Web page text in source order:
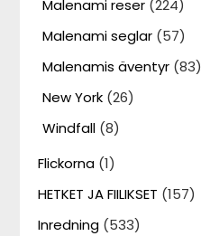
Malenami reser (224)
Malenami seglar (57)
Malenamis äventyr (83)
New York (26)
Windfall (8)
Flickorna (1)
HETKET JA FIILIKSET (157)
Inredning (533)